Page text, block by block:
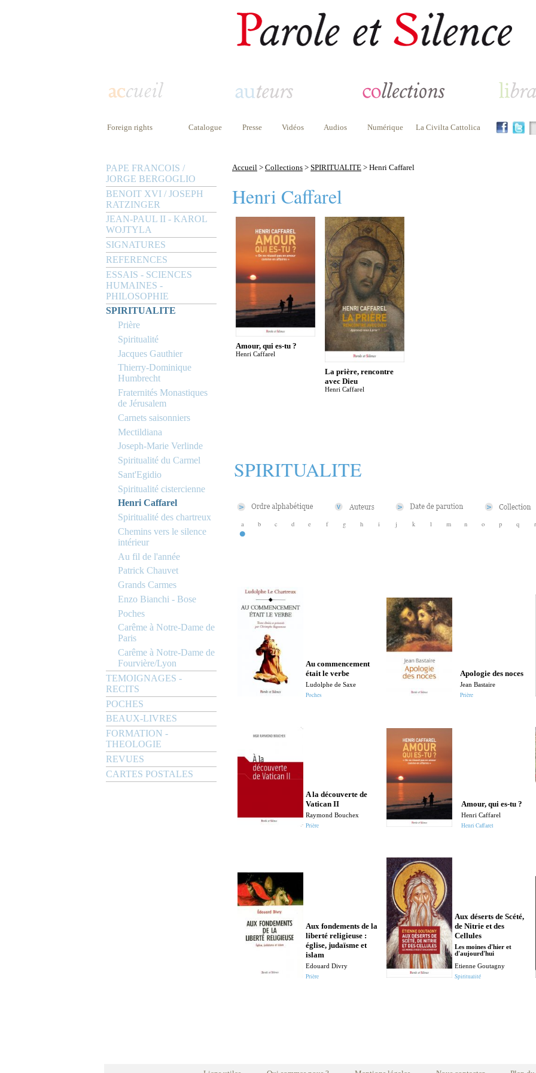
Foreign rights Catalogue Presse Vidéos Audios Numérique La Civilta Cattolica
PAPE FRANCOIS /
JORGE BERGOGLIO
BENOIT XVI / JOSEPH
RATZINGER
JEAN-PAUL II - KAROL
WOJTYLA
SIGNATURES
REFERENCES
ESSAIS - SCIENCES
HUMAINES -
PHILOSOPHIE
SPIRITUALITE
Prière
Spiritualité
Jacques Gauthier
Thierry-Dominique
Humbrecht
Fraternités Monastiques
de Jérusalem
Carnets saisonniers
Mectildiana
Joseph-Marie Verlinde
Spiritualité du Carmel
Sant'Egidio
Spiritualité cistercienne
Henri Caffarel
Spiritualité des chartreux
Chemins vers le silence
intérieur
Au fil de l'année
Patrick Chauvet
Grands Carmes
Enzo Bianchi - Bose
Poches
Carême à Notre-Dame de
Paris
Carême à Notre-Dame de
Fourvière/Lyon
TEMOIGNAGES -
RECITS
POCHES
BEAUX-LIVRES
FORMATION -
THEOLOGIE
REVUES
CARTES POSTALES
Accueil > Collections > SPIRITUALITE > Henri Caffarel
Henri Caffarel
Amour, qui es-tu ?
Henri Caffarel
La prière, rencontre
avec Dieu
Henri Caffarel
SPIRITUALITE
a b c d e f g h i j k l m n o p q r
Au commencement
était le verbe
Ludolphe de Saxe
Poches
Apologie des noces
Jean Bastaire
Prière
A la découverte de
Vatican II
Raymond Bouchex
Prière
Amour, qui es-tu ?
Henri Caffarel
Henri Caffarel
Aux fondements de la
liberté religieuse :
église, judaïsme et
islam
Edouard Divry
Prière
Aux déserts de Scété,
de Nitrie et des
Cellules
Les moines d'hier et
d'aujourd'hui
Etienne Goutagny
Spiritualité